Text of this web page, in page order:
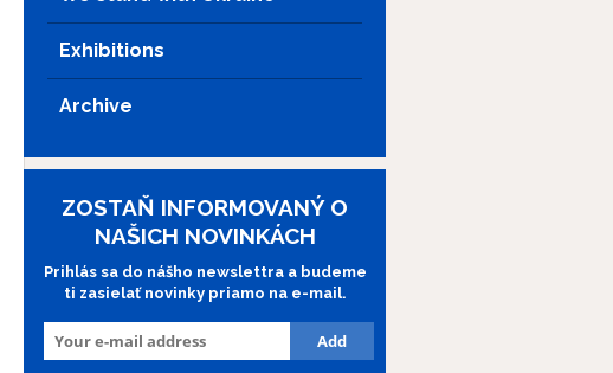
Exhibitions
Archive
ZOSTAŇ INFORMOVANÝ O
NAŠICH NOVINKÁCH
Prihlás sa do nášho newslettra a budeme
ti zasielať novinky priamo na e-mail.